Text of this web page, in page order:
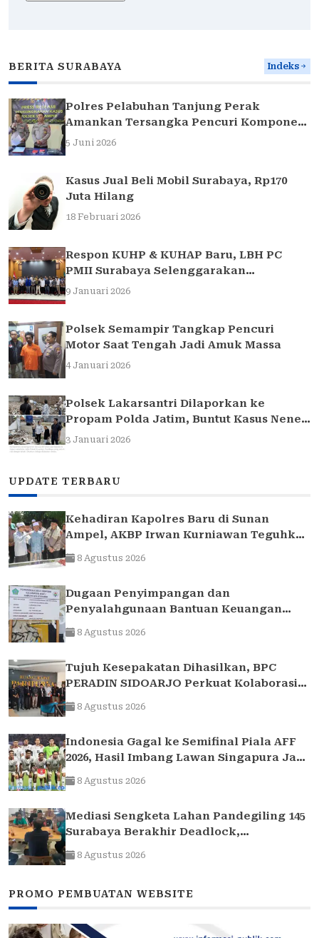
BERITA SURABAYA Indeks
Polres Pelabuhan Tanjung Perak
Amankan Tersangka Pencuri Komponen
Traffic Light di Surabaya
5 Juni 2026
Kasus Jual Beli Mobil Surabaya, Rp170
Juta Hilang
18 Februari 2026
Respon KUHP & KUHAP Baru, LBH PC
PMII Surabaya Selenggarakan
Sarasehan Hukum
9 Januari 2026
Polsek Semampir Tangkap Pencuri
Motor Saat Tengah Jadi Amuk Massa
4 Januari 2026
Polsek Lakarsantri Dilaporkan ke
Propam Polda Jatim, Buntut Kasus Nenek
Elina
3 Januari 2026
UPDATE TERBARU
Kehadiran Kapolres Baru di Sunan
Ampel, AKBP Irwan Kurniawan Teguhkan
Sinergi Polri dan Ulama
8 Agustus 2026
Dugaan Penyimpangan dan
Penyalahgunaan Bantuan Keuangan
Desa Tropodo . Kec Waru . Kab . Sidoarjo
8 Agustus 2026
Tujuh Kesepakatan Dihasilkan, BPC
PERADIN SIDOARJO Perkuat Kolaborasi
dengan DPRD
8 Agustus 2026
Indonesia Gagal ke Semifinal Piala AFF
2026, Hasil Imbang Lawan Singapura Jadi
Akhir Perjalanan Garuda
8 Agustus 2026
Mediasi Sengketa Lahan Pandegiling 145
Surabaya Berakhir Deadlock,
Polrestabes Imbau Kedua Pihak Jaga
Kamtibmas
8 Agustus 2026
PROMO PEMBUATAN WEBSITE